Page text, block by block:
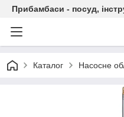
Прибамбаси - посуд,
Каталог Насосне